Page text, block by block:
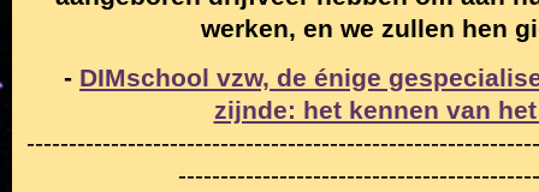
werken, en we zullen hen
- DIMschool vzw, de énige
zijnde: het kennen van